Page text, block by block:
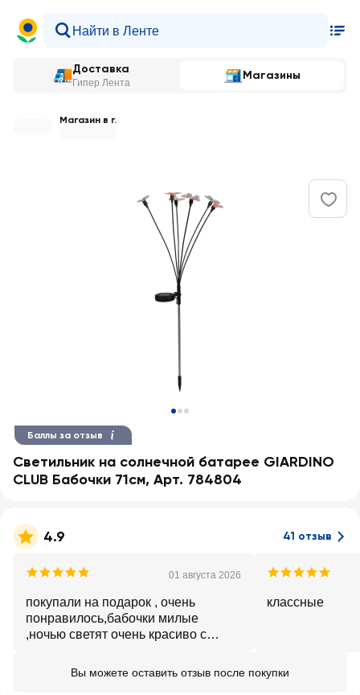
Доставка
Гипер Лента
Магазины
Магазин в г.
Баллы за отзыв
Светильник на солнечной батарее GIARDINO
CLUB Бабочки 71см, Арт. 784804
4.9 41 отзыв
01 августа 2026
покупали на подарок , очень
понравилось,бабочки милые
,ночью светят очень красиво с
классные
Вы можете оставить отзыв после покупки